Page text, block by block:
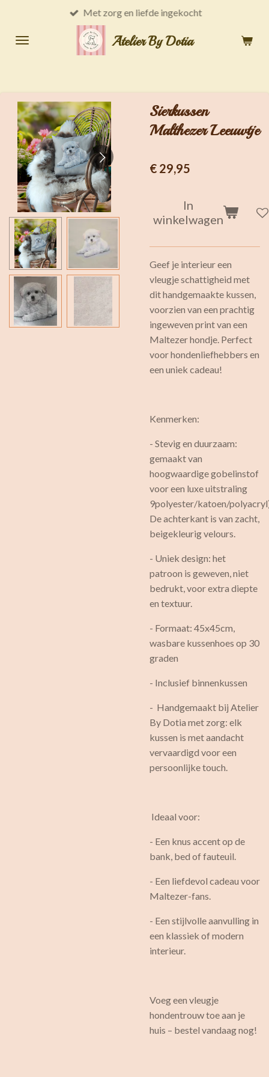
naar
Atelier By Dotia
Met zorg en liefde ingekocht
Sierkussen
Malthezer Leeuwtje
€ 29,95
In
winkelwagen
Geef je interieur een
vleugje schattigheid met
dit handgemaakte kussen,
voorzien van een prachtig
ingeweven print van een
Maltezer hondje. Perfect
voor hondenliefhebbers en
een uniek cadeau!
Kenmerken:
- Stevig en duurzaam:
gemaakt van
hoogwaardige gobelinstof
voor een luxe uitstraling
9polyester/katoen/
De achterkant is van zacht,
beigekleurig velours.
- Uniek design: het
patroon is geweven, niet
bedrukt, voor extra diepte
en textuur.
- Formaat: 45x45cm,
wasbare kussenhoes op 30
graden
- Inclusief binnenkussen
- Handgemaakt bij Atelier
By Dotia met zorg: elk
kussen is met aandacht
vervaardigd voor een
persoonlijke touch.
Ideaal voor:
- Een knus accent op de
bank, bed of fauteuil.
- Een liefdevol cadeau voor
Maltezer-fans.
- Een stijlvolle aanvulling in
een klassiek of modern
interieur.
Voeg een vleugje
hondentrouw toe aan je
huis – bestel vandaag nog!